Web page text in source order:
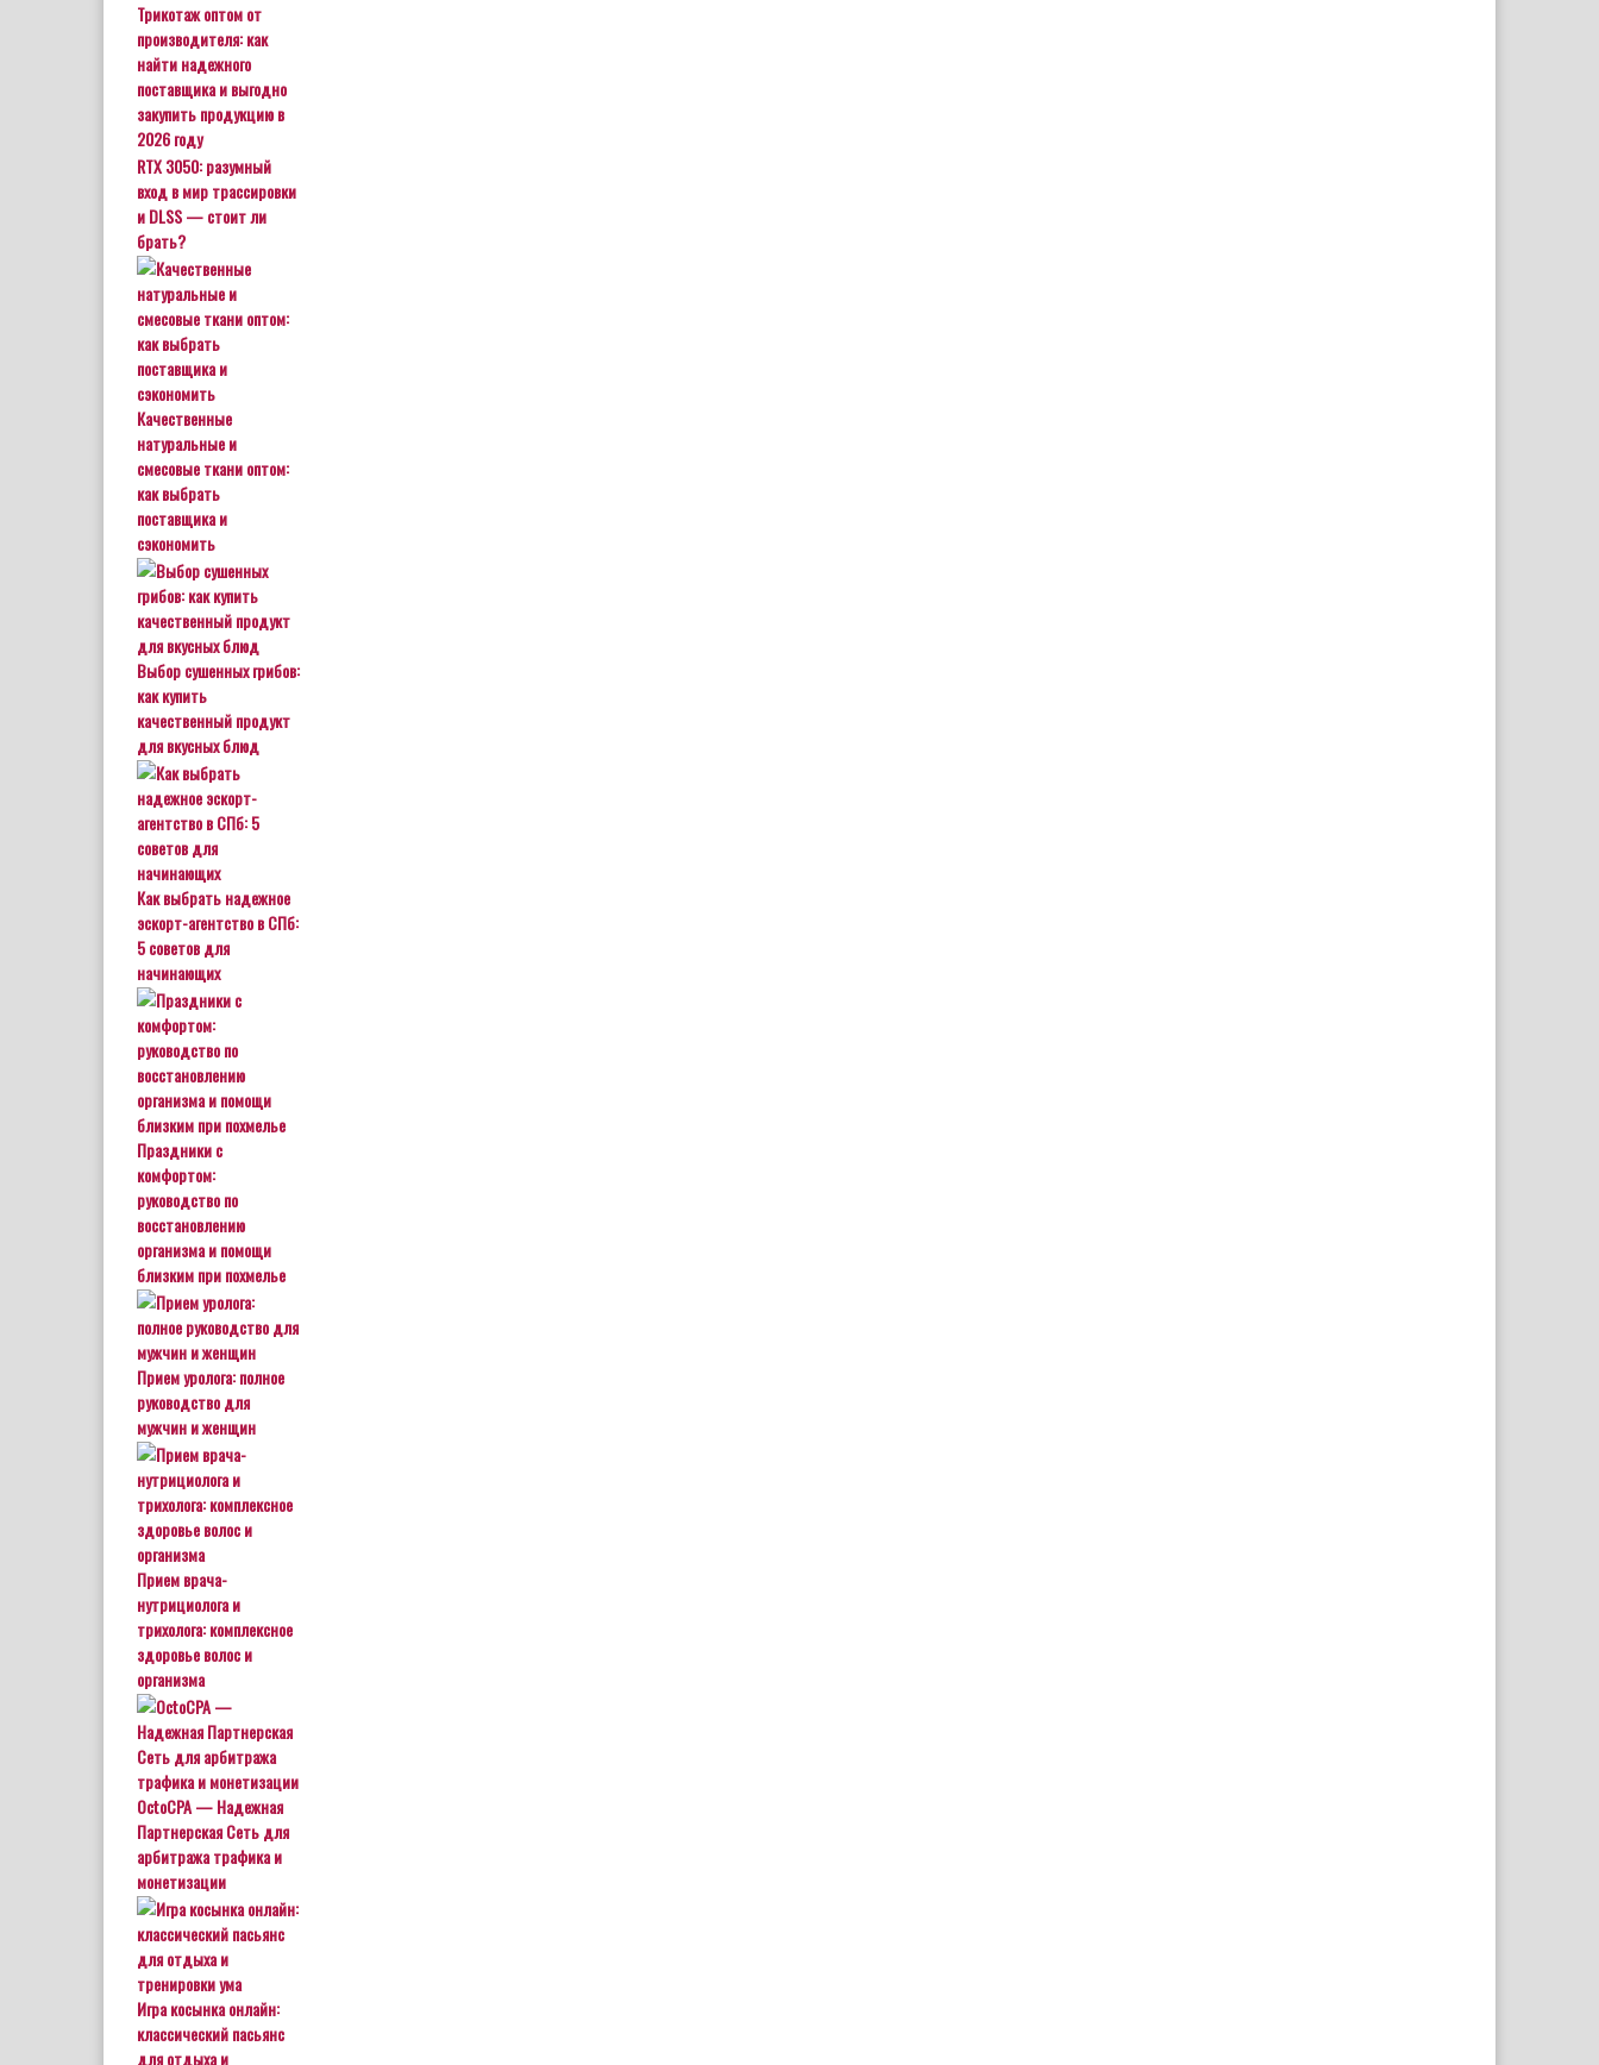
Трикотаж оптом от
производителя: как
найти надежного
поставщика и выгодно
закупить продукцию в
2026 году
RTX 3050: разумный
вход в мир трассировки
и DLSS — стоит ли
брать?
Качественные
натуральные и
смесовые ткани оптом:
как выбрать
поставщика и
сэкономить
Выбор сушенных грибов:
как купить
качественный продукт
для вкусных блюд
Как выбрать надежное
эскорт-агентство в СПб:
5 советов для
начинающих
Праздники с
комфортом:
руководство по
восстановлению
организма и помощи
близким при похмелье
Прием уролога: полное
руководство для
мужчин и женщин
Прием врача-
нутрициолога и
трихолога: комплексное
здоровье волос и
организма
OctoCPA — Надежная
Партнерская Сеть для
арбитража трафика и
монетизации
Игра косынка онлайн:
классический пасьянс
для отдыха и